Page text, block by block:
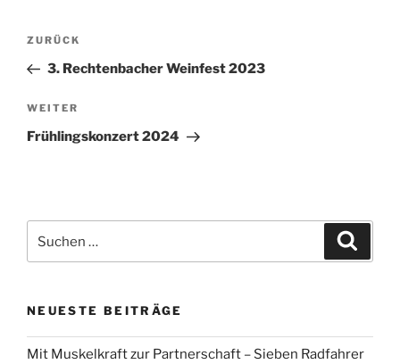
Beitragsnavigation
Vorheriger
Beitrag
ZURÜCK
3. Rechtenbacher Weinfest 2023
Nächster
Beitrag
WEITER
Frühlingskonzert 2024
nach:
NEUESTE BEITRÄGE
Mit Muskelkraft zur Partnerschaft – Sieben Radfahrer